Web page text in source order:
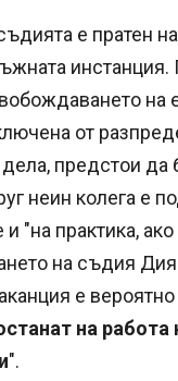
е пратен
на
от
предстои да
неин колега е
"на практика,
на съдия
е
на работа
".